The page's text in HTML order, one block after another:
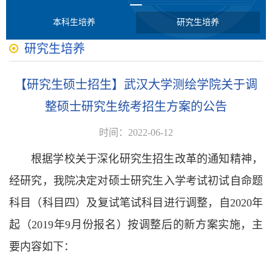
本科生培养 研究生培养
研究生培养
【研究生硕士招生】武汉大学测绘学院关于调
整硕士研究生统考招生方案的公告
时间：2022-06-12
根据学校关于深化研究生招生改革的通知精神，
经研究，我院决定对硕士研究生入学考试初试自命题
科目（科目四）及复试笔试科目进行调整，自2020年
起（2019年9月份报名）按调整后的新方案实施，主
要内容如下：